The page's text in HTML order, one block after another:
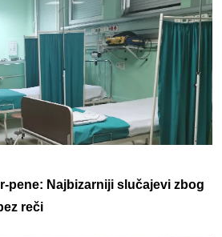
pene: Najbizarniji slučajevi zbog
reči